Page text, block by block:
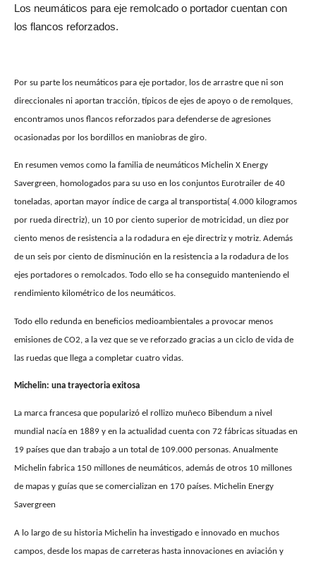
Los neumáticos para eje remolcado o portador cuentan con
los flancos reforzados.
Por su parte los neumáticos para eje portador, los de arrastre que ni son
direccionales ni aportan tracción, típicos de ejes de apoyo o de remolques,
encontramos unos flancos reforzados para defenderse de agresiones
ocasionadas por los bordillos en maniobras de giro.
En resumen vemos como la familia de neumáticos Michelin X Energy
Savergreen, homologados para su uso en los conjuntos Eurotrailer de 40
toneladas, aportan mayor índice de carga al transportista( 4.000 kilogramos
por rueda directriz), un 10 por ciento superior de motricidad, un diez por
ciento menos de resistencia a la rodadura en eje directriz y motriz. Además
de un seis por ciento de disminución en la resistencia a la rodadura de los
ejes portadores o remolcados. Todo ello se ha conseguido manteniendo el
rendimiento kilométrico de los neumáticos.
Todo ello redunda en beneficios medioambientales a provocar menos
emisiones de CO2, a la vez que se ve reforzado gracias a un ciclo de vida de
las ruedas que llega a completar cuatro vidas.
Michelin: una trayectoria exitosa
La marca francesa que popularizó el rollizo muñeco Bibendum a nivel
mundial nacía en 1889 y en la actualidad cuenta con 72 fábricas situadas en
19 países que dan trabajo a un total de 109.000 personas. Anualmente
Michelin fabrica 150 millones de neumáticos, además de otros 10 millones
de mapas y guías que se comercializan en 170 países. Michelin Energy
Savergreen
A lo largo de su historia Michelin ha investigado e innovado en muchos
campos, desde los mapas de carreteras hasta innovaciones en aviación y